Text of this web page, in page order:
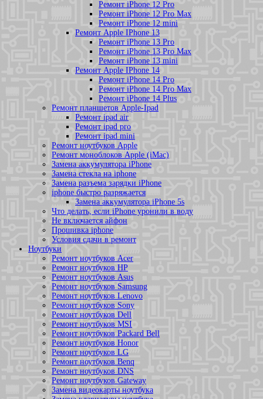
Ремонт iPhone 12 Pro
Ремонт iPhone 12 Pro Max
Ремонт iPhone 12 mini
Ремонт Apple IPhone 13
Ремонт iPhone 13 Pro
Ремонт iPhone 13 Pro Max
Ремонт iPhone 13 mini
Ремонт Apple IPhone 14
Ремонт iPhone 14 Pro
Ремонт iPhone 14 Pro Max
Ремонт iPhone 14 Plus
Ремонт планшетов Apple-Ipad
Ремонт ipad air
Ремонт ipad pro
Ремонт ipad mini
Ремонт ноутбуков Apple
Ремонт моноблоков Apple (iMac)
Замена аккумулятора iPhone
Замена стекла на iphone
Замена разъема зарядки iPhone
iphone быстро разряжается
Замена аккумулятора iPhone 5s
Что делать, если iPhone уронили в воду
Не включается айфон
Прошивка iphone
Условия сдачи в ремонт
Ноутбуки
Ремонт ноутбуков Acer
Ремонт ноутбуков HP
Ремонт ноутбуков Asus
Ремонт ноутбуков Samsung
Ремонт ноутбуков Lenovo
Ремонт ноутбуков Sony
Ремонт ноутбуков Dell
Ремонт ноутбуков MSI
Ремонт ноутбуков Packard Bell
Ремонт ноутбуков Honor
Ремонт ноутбуков LG
Ремонт ноутбуков Benq
Ремонт ноутбуков DNS
Ремонт ноутбуков Gateway
Замена видеокарты ноутбука